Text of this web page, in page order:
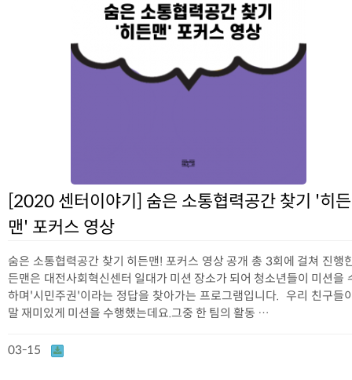
[2020 센터이야기] 숨은 소통협력공간 찾기 '히든
맨' 포커스 영상
숨은 소통협력공간 찾기 히든맨! 포커스 영상 공개 총 3회에 걸쳐 진행
든맨은 대전사회혁신센터 일대가 미션 장소가 되어 청소년들이 미션을
하며'시민주권'이라는 정답을 찾아가는 프로그램입니다. 우리 친구들
말 재미있게 미션을 수행했는데요.그중 한 팀의 활동 …
03-15